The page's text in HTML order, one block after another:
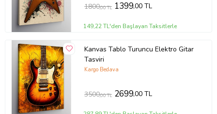
1800,00 TL 1399,00 TL
149,22 TL'den Başlayan Taksitlerle
Kanvas Tablo Turuncu Elektro Gitar
Tasviri
Kargo Bedava
3500,00 TL 2699,00 TL